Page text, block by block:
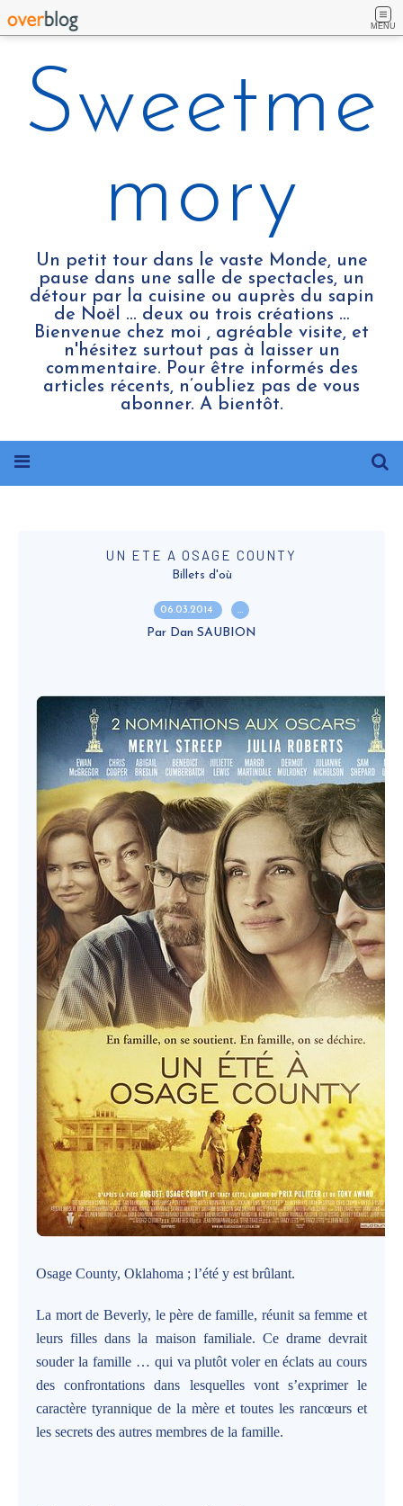
MENU
Sweetme
mory
Un petit tour dans le vaste Monde, une
pause dans une salle de spectacles, un
détour par la cuisine ou auprès du sapin
de Noël ... deux ou trois créations …
Bienvenue chez moi , agréable visite, et
n'hésitez surtout pas à laisser un
commentaire. Pour être informés des
articles récents, n’oubliez pas de vous
abonner. A bientôt.
UN ETE A OSAGE COUNTY
Billets d'où
06.03.2014 …
Par Dan SAUBION
Osage County, Oklahoma ; l’été y est brûlant.
La mort de Beverly, le père de famille, réunit sa femme et
leurs filles dans la maison familiale. Ce drame devrait
souder la famille … qui va plutôt voler en éclats au cours
des confrontations dans lesquelles vont s’exprimer le
caractère tyrannique de la mère et toutes les rancœurs et
les secrets des autres membres de la famille.